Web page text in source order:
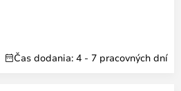
Čas dodania: 4 - 7 pracovných dní